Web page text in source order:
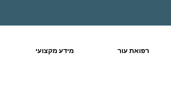
רפואת עור מידע מקצועי